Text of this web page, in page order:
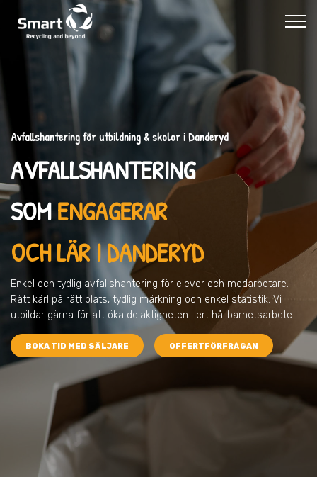
Avfallshantering för utbildning & skolor i Danderyd
AVFALLSHANTERING
SOMENGAGERAR
OCH LÄR I DANDERYD
Enkel och tydlig avfallshantering för elever och medarbetare.
Rätt kärl på rätt plats, tydlig märkning och enkel statistik. Vi
utbildar gärna för att öka delaktigheten i ert hållbarhetsarbete.
BOKA TID MED SÄLJARE OFFERTFÖRFRÅGAN